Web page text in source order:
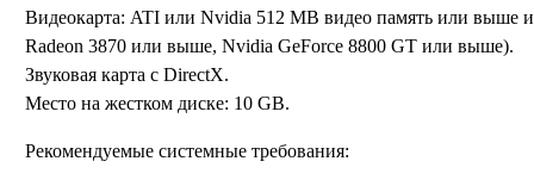
Видеокарта: ATI или Nvidia 512 MB видео память или выше
Radeon 3870 или выше, Nvidia GeForce 8800 GT или выше).
Звуковая карта с DirectX.
Место на жестком диске: 10 GB.
Рекомендуемые системные требования: